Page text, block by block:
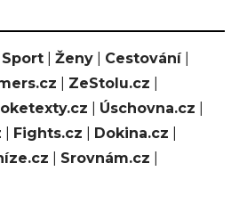
Sport Ženy Cestování|
ZeStolu.cz
Úschovna.cz
Fights.cz Dokina.cz
Srovnám.cz